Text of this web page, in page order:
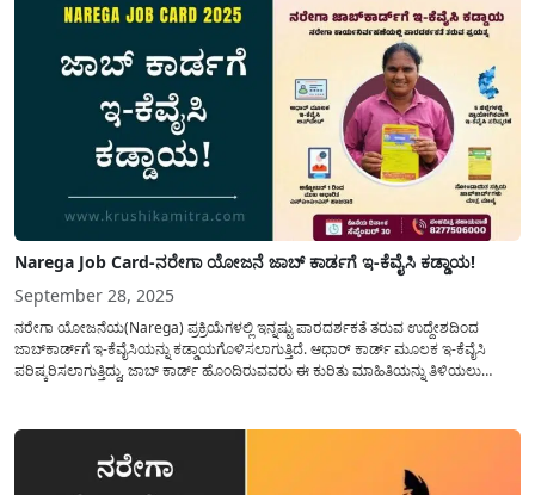
Narega Job Card-ನರೇಗಾ ಯೋಜನೆ ಜಾಬ್ ಕಾರ್ಡಗೆ ಇ-ಕೆವೈಸಿ ಕಡ್ಡಾಯ!
September 28, 2025
ನರೇಗಾ ಯೋಜನೆಯ(Narega) ಪ್ರಕ್ರಿಯೆಗಳಲ್ಲಿ ಇನ್ನಷ್ಟು ಪಾರದರ್ಶಕತೆ ತರುವ ಉದ್ದೇಶದಿಂದ
ಜಾಬ್‌ಕಾರ್ಡ್‌ಗೆ ಇ-ಕೆವೈಸಿಯನ್ನು ಕಡ್ಡಾಯಗೊಳಿಸಲಾಗುತ್ತಿದೆ. ಆಧಾರ್ ಕಾರ್ಡ್ ಮೂಲಕ ಇ-ಕೆವೈಸಿ
ಪರಿಷ್ಕರಿಸಲಾಗುತ್ತಿದ್ದು, ಜಾಬ್ ಕಾರ್ಡ್ ಹೊಂದಿರುವವರು ಈ ಕುರಿತು ಮಾಹಿತಿಯನ್ನು ತಿಳಿಯಲು
ಪ್ರಯೋಜನವನ್ನು ಪಡೆಯಲು ಅರ್ಹ...